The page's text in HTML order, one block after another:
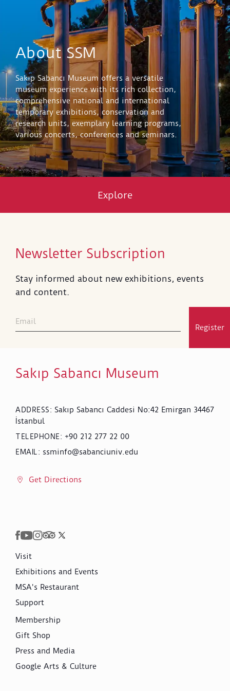
About SSM
Sakıp Sabancı Museum offers a versatile
museum experience with its rich collection,
comprehensive national and international
temporary exhibitions, conservation and
research units, exemplary learning programs,
various concerts, conferences and seminars.
Explore
Newsletter Subscription
Stay informed about new exhibitions, events
and content.
Register
Sakıp Sabancı Museum
ADDRESS: Sakıp Sabancı Caddesi No:42 Emirgan 34467
İstanbul
TELEPHONE: +90 212 277 22 00
EMAIL : ssminfo@sabanciuniv.edu
Get Directions
Visit
Exhibitions and Events
MSA's Restaurant
Support
Membership
Gift Shop
Press and Media
Google Arts & Culture